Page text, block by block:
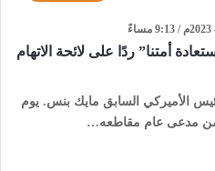
أمتنا” ردًا على لائحة الاتهام
الأميركي السابق مايك بنس. يوم
من مدعى عام مقاطعه…